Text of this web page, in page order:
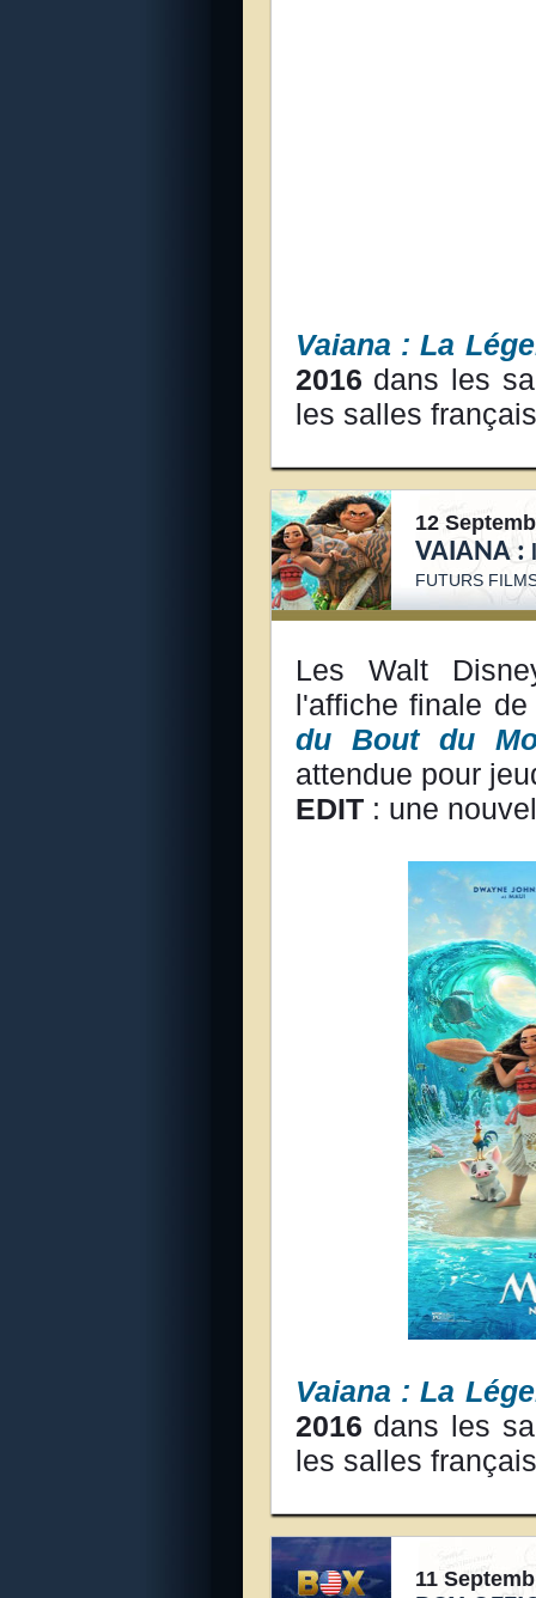
Vaiana : La
2016 dans les
les salles
12
VAIANA :
FUTURS
Les Walt
l'affiche finale
du Bout du
attendue pour
EDIT: une
Vaiana : La
2016 dans les
les salles
11